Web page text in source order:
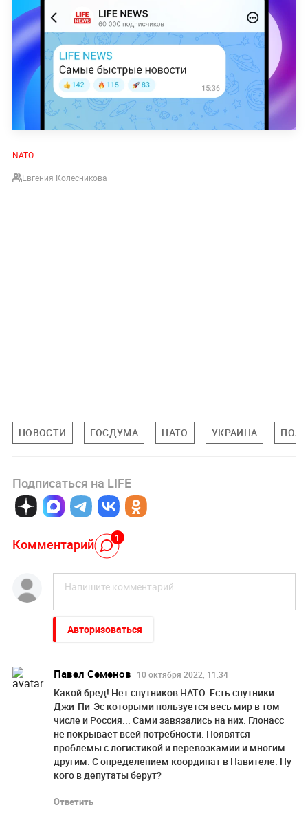
NATO
Евгения Колесникова
НОВОСТИ ГОСДУМА НАТО УКРАИНА
Подписаться на LIFE
Комментарий 1
Авторизоваться
Павел Семенов 10 октября 2022, 11:34
Какой бред! Нет спутников НАТО. Есть спутники
Джи-Пи-Эс которыми пользуется весь мир в том
числе и Россия... Сами завязались на них. Глонасс
не покрывает всей потребности. Появятся
проблемы с логистикой и перевозкамии и многим
другим. С определением координат в Навителе. Ну
кого в депутаты берут?
Ответить